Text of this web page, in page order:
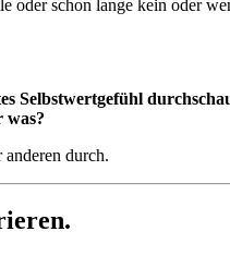
oder schon lange kein oder
Selbstwertgefühl
was?
durch.